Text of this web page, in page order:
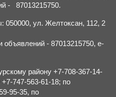
- 87013215750.
050000, ул. Желтоксан, 112, 2
- 87013215750, e-
району +7-708-367-14-
747-563-61-18; по
95-35, по